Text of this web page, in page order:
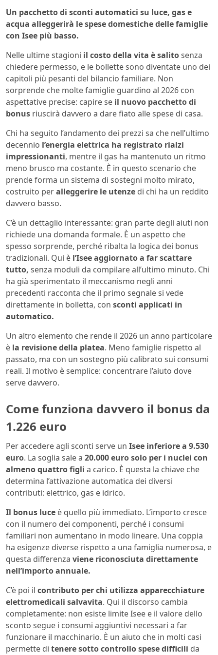
Un pacchetto di sconti automatici su luce, gas e
acqua alleggerirà le spese domestiche delle famiglie
con Isee più basso.
Nelle ultime stagioni il costo della vita è salitosenza
chiedere permesso, e le bollette sono diventate uno dei
capitoli più pesanti del bilancio familiare. Non
sorprende che molte famiglie guardino al 2026 con
aspettative precise: capire se il nuovo pacchetto di
bonus riuscirà davvero a dare fiato alle spese di casa.
Chi ha seguito l’andamento dei prezzi sa che nell’ultimo
decennio l’energia elettrica ha registrato rialzi
impressionanti, mentre il gas ha mantenuto un ritmo
meno brusco ma costante. È in questo scenario che
prende forma un sistema di sostegni molto mirato,
costruito peralleggerire le utenze di chi ha un reddito
davvero basso.
C’è un dettaglio interessante: gran parte degli aiuti non
richiede una domanda formale. È un aspetto che
spesso sorprende, perché ribalta la logica dei bonus
tradizionali. Qui è l’Isee aggiornato a far scattare
tutto, senza moduli da compilare all’ultimo minuto. Chi
ha già sperimentato il meccanismo negli anni
precedenti racconta che il primo segnale si vede
direttamente in bolletta, con sconti applicati in
automatico.
Un altro elemento che rende il 2026 un anno particolare
è la revisione della platea. Meno famiglie rispetto al
passato, ma con un sostegno più calibrato sui consumi
reali. Il motivo è semplice: concentrare l’aiuto dove
serve davvero.
Come funziona davvero il bonus da
1.226 euro
Per accedere agli sconti serve un Isee inferiore a 9.530
euro. La soglia sale a 20.000 euro solo per i nuclei con
almeno quattro figli a carico. È questa la chiave che
determina l’attivazione automatica dei diversi
contributi: elettrico, gas e idrico.
Il bonus luce è quello più immediato. L’importo cresce
con il numero dei componenti, perché i consumi
familiari non aumentano in modo lineare. Una coppia
ha esigenze diverse rispetto a una famiglia numerosa, e
questa differenza viene riconosciuta direttamente
nell’importo annuale.
C’è poi il contributo per chi utilizza apparecchiature
elettromedicali salvavita. Qui il discorso cambia
completamente: non esiste limite Isee e il valore dello
sconto segue i consumi aggiuntivi necessari a far
funzionare il macchinario. È un aiuto che in molti casi
permette di tenere sotto controllo spese difficili da